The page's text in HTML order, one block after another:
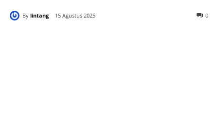
By lintang 15 Agustus 2025 0